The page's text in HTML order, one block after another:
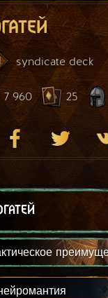
syndicate deck
7 960 25